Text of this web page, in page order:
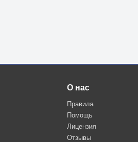
О нас
Правила
Помощь
Лицензия
Отзывы